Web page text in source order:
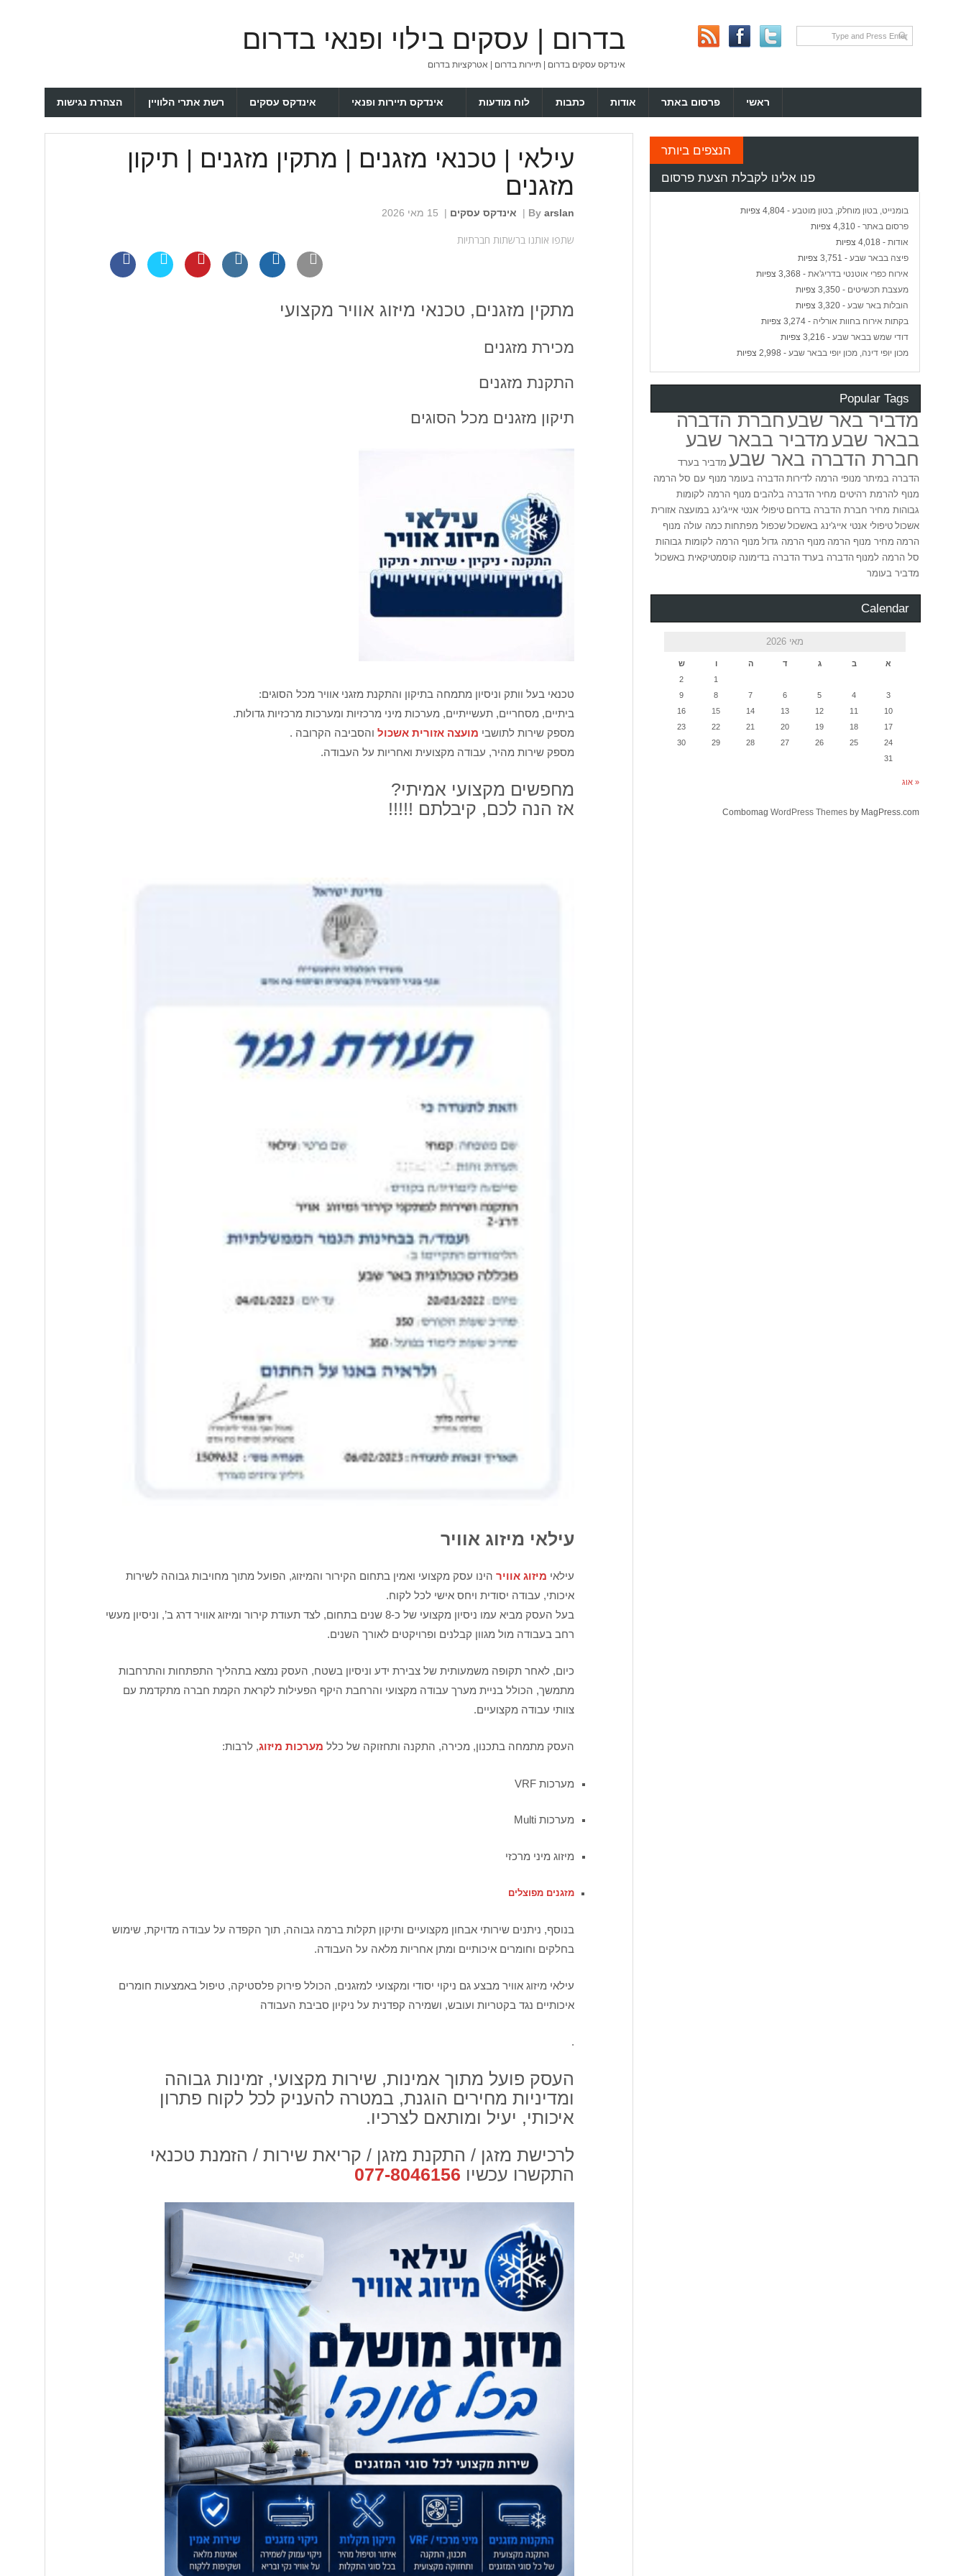
בדרום | עסקים בילוי ופנאי בדרום
אינדקס עסקים בדרום | תיירות בדרום | אטרקציות בדרום
הצהרת נגישות רשת אתרי הלוויין אינדקס עסקים אינדקס תיירות ופנאי לוח מודעות כתבות אודות פרסום באתר ראשי
עילאי | טכנאי מזגנים | מתקין מזגנים | תיקון
מזגנים
By arslan
| אינדקס עסקים | 15 מאי 2026
שתפו אותנו ברשתות חברתיות
מתקין מזגנים, טכנאי מיזוג אוויר מקצועי
מכירת מזגנים
התקנת מזגנים
תיקון מזגנים מכל הסוגים
טכנאי בעל וותק וניסיון מתמחה בתיקון והתקנת מזגני אוויר מכל הסוגים:
ביתיים, מסחריים, תעשייתיים, מערכות מיני מרכזיות ומערכות מרכזיות גדולות.
מספק שירות לתושבי מועצה אזורית אשכול והסביבה הקרובה .
מספק שירות מהיר, עבודה מקצועית ואחריות על העבודה.
מחפשים מקצועי אמיתי?
אז הנה לכם, קיבלתם !!!!!
עילאי מיזוג אוויר
עילאי מיזוג אוויר הינו עסק מקצועי ואמין בתחום הקירור והמיזוג, הפועל מתוך מחויבות גבוהה לשירות
איכותי, עבודה יסודית ויחס אישי לכל לקוח.
בעל העסק מביא עמו ניסיון מקצועי של כ-8 שנים בתחום, לצד תעודת קירור ומיזוג אוויר דרג ב’, וניסיון מעשי
רחב בעבודה מול מגוון קבלנים ופרויקטים לאורך השנים.
כיום, לאחר תקופה משמעותית של צבירת ידע וניסיון בשטח, העסק נמצא בתהליך התפתחות והתרחבות
מתמשך, הכולל בניית מערך עבודה מקצועי והרחבת היקף הפעילות לקראת הקמת חברה מתקדמת עם
צוותי עבודה מקצועיים.
העסק מתמחה בתכנון, מכירה, התקנה ותחזוקה של כלל מערכות מיזוג, לרבות:
מערכות VRF
מערכות Multi
מיזוג מיני מרכזי
מזגנים מפוצלים
בנוסף, ניתנים שירותי אבחון מקצועיים ותיקון תקלות ברמה גבוהה, תוך הקפדה על עבודה מדויקת, שימוש
בחלקים וחומרים איכותיים ומתן אחריות מלאה על העבודה.
עילאי מיזוג אוויר מבצע גם ניקוי יסודי ומקצועי למזגנים, הכולל פירוק פלסטיקה, טיפול באמצעות חומרים
איכותיים נגד בקטריות ועובש, ושמירה קפדנית על ניקיון סביבת העבודה
.
העסק פועל מתוך אמינות, שירות מקצועי, זמינות גבוהה
ומדיניות מחירים הוגנת, במטרה להעניק לכל לקוח פתרון
איכותי, יעיל ומותאם לצרכיו.
לרכישת מזגן / התקנת מזגן / קריאת שירות / הזמנת טכנאי
התקשרו עכשיו 077-8046156
הנצפים ביותר
פנו אלינו לקבלת הצעת פרסום
בומנייט, בטון מוחלק, בטון מוטבע- 4,804 צפיות
פרסום באתר- 4,310 צפיות
אודות- 4,018 צפיות
פיצה בבאר שבע- 3,751 צפיות
אירוח כפרי אוטנטי בדריג'את- 3,368 צפיות
מעצבת תכשיטים - 3,350 צפיות
הובלות באר שבע- 3,320 צפיות
בקתות אירוח בחוות אורליה - 3,274 צפיות
דודי שמש בבאר שבע- 3,216 צפיות
מכון יופי דינה, מכון יופי בבאר שבע- 2,998 צפיות
Popular Tags
מדביר באר שבעחברת הדברה
בבאר שבעמדביר בבאר שבע
חברת הדברה באר שבע מדביר בערד
הדברה במיתר מנופי הרמה לדירות הדברה בעומר מנוף עם סל הרמה
מנוף להרמת רהיטים מחיר הדברה בלהבים מנוף הרמה לקומות
גבוהות מחיר חברת הדברה בדרום טיפולי אנטי אייג'ינג במועצה אזורית
אשכול טיפולי אנטי אייג'ינג באשכול שכפול מפתחות כמה עולה מנוף
הרמה מחיר מנוף הרמה מנוף הרמה גדול מנוף הרמה לקומות גבוהות
סל הרמה למנוף הדברה בערד הדברה בדימונה קוסמטיקאית באשכול
מדביר בעומר
Calendar
מאי 2026
א ב ג ד ה ו
ש
1
2
3
4
5
6
7
8
9
10
11
12
13
14
15
16
17
18
19
20
21
22
23
24
25
26
27
28
29
30
31
« אוג
CombomagWordPress Themes by MagPress.com